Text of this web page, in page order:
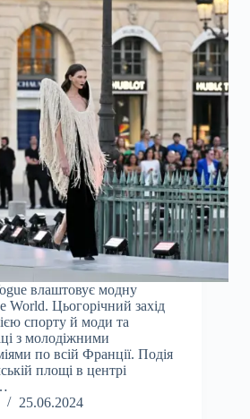
влаштовує модну
World. Цьогорічний захід
спорту й моди та
з молодіжними
по всій Франції. Подія
площі в центрі
25.06.2024